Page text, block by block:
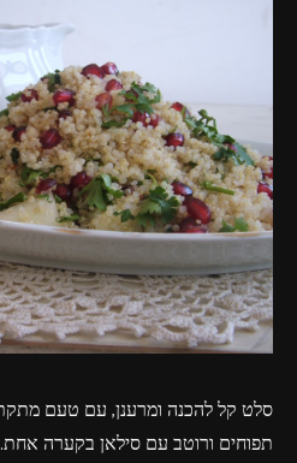
סלט קל להכנה ומרענן, עם טעם
תפוחים ורוטב עם סילאן בקערה אחת.